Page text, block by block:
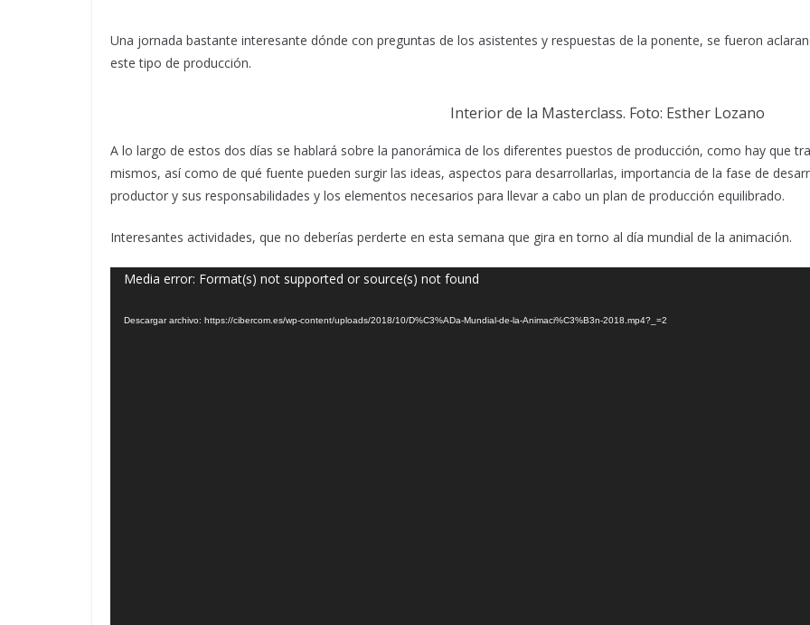
Una jornada bastante interesante dónde con preguntas de los asistentes y respuestas de la ponente, se fueron
este tipo de producción.
Interior de la Masterclass. Foto: Esther Lozano
A lo largo de estos dos días se hablará sobre la panorámica de los diferentes puestos de producción, como hay que
mismos, así como de qué fuente pueden surgir las ideas, aspectos para desarrollarlas, importancia de la fase de
productor y sus responsabilidades y los elementos necesarios para llevar a cabo un plan de producción equilibrado.
Interesantes actividades, que no deberías perderte en esta semana que gira en torno al día mundial de la animación.
Reproductor
vídeo
Media error: Format(s) not supported or source(s) not found
Descargar archivo: https://cibercom.es/wp-content/uploads/2018/10/D%C3%ADa-Mundial-de-la-Animaci%C3%B3n-2018.mp4?_=2